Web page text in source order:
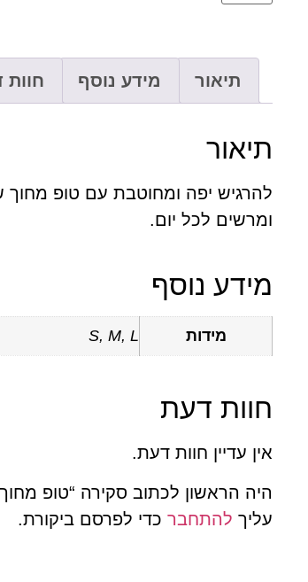
תיאור מידע נוסף חוות
תיאור
להרגיש יפה ומחוטבת עם טופ
ומרשים לכל יום.
מידע נוסף
מידות S, M, L
חוות דעת
אין עדיין חוות דעת.
היה הראשון לכתוב סקירה “טופ מחוך
עליך להתחבר כדי לפרסם ביקורת.